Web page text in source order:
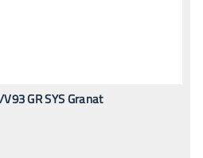
GR SYS Granat